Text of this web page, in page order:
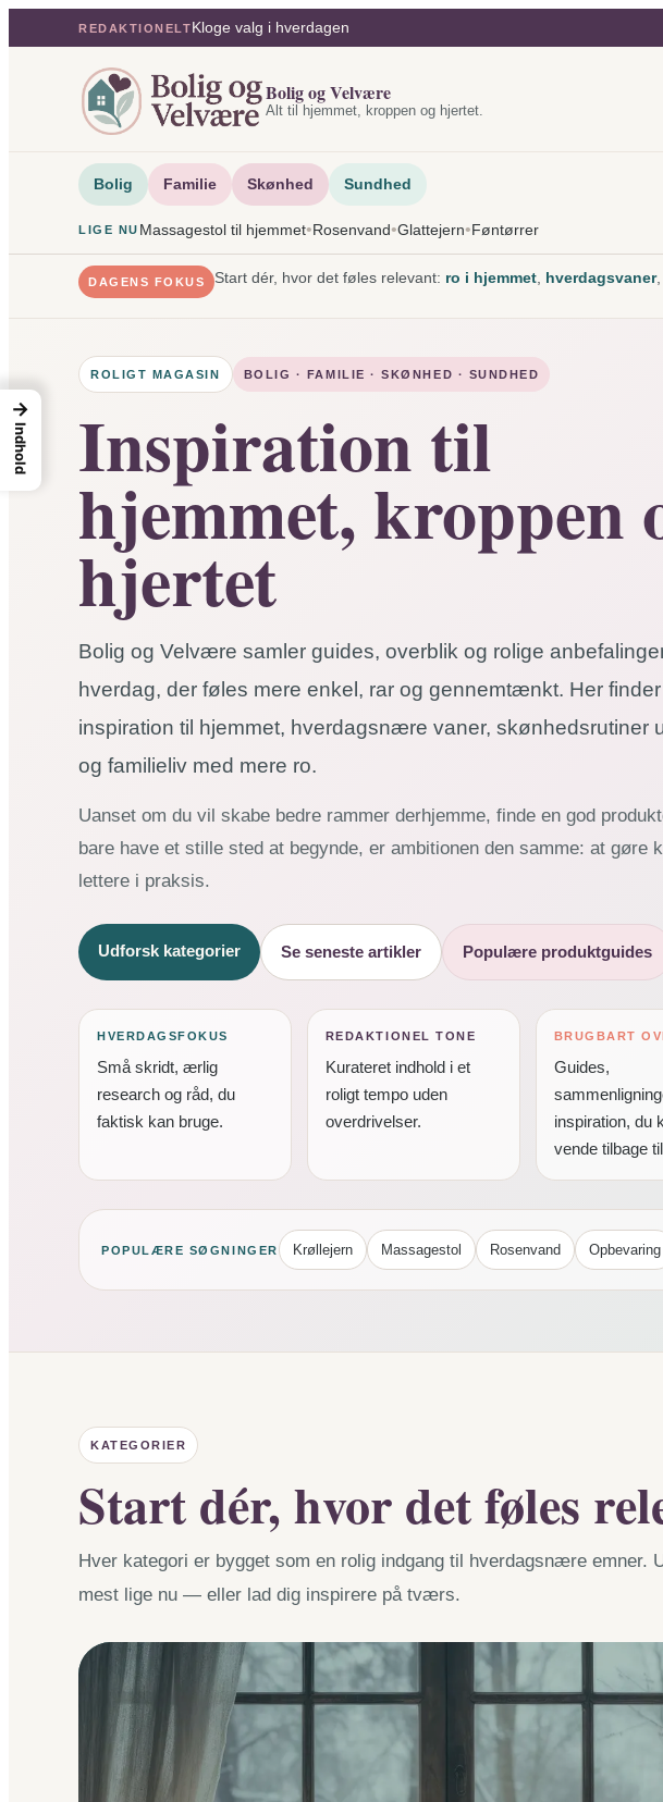
til
REDAKTIONELTKloge valg i hverdagen
Bolig og Velvære
Alt til hjemmet, kroppen og hjertet.
Bolig Familie Skønhed Sundhed
LIGE NU Massagestol til hjemmet•Rosenvand•Glattejern•Føntørrer
DAGENS FOKUS Start dér, hvor det føles relevant: ro i hjemmet hverdagsvaner
ROLIGT MAGASIN BOLIG · FAMILIE · SKØNHED · SUNDHED
Inspiration til
hjemmet, kroppen
hjertet
Bolig og Velvære samler guides, overblik og rolige
hverdag, der føles mere enkel, rar og gennemtænkt. Her
inspiration til hjemmet, hverdagsnære vaner, skønhedsrutiner
og familieliv med mere ro.
Uanset om du vil skabe bedre rammer derhjemme, finde en god
bare have et stille sted at begynde, er ambitionen den samme: at gøre
lettere i praksis.
Udforsk kategorier Se seneste artikler Populære produktguides
HVERDAGSFOKUS
Små skridt, ærlig
research og råd, du
faktisk kan bruge.
REDAKTIONEL TONE
Kurateret indhold i et
roligt tempo uden
overdrivelser.
BRUGBART
Guides,
inspiration, du
vende tilbage
POPULÆRE SØGNINGER Krøllejern Massagestol Rosenvand Opbevaring
KATEGORIER
Start dér, hvor det føles
Hver kategori er bygget som en rolig indgang til hverdagsnære emner.
mest lige nu — eller lad dig inspirere på tværs.
→
Indhold